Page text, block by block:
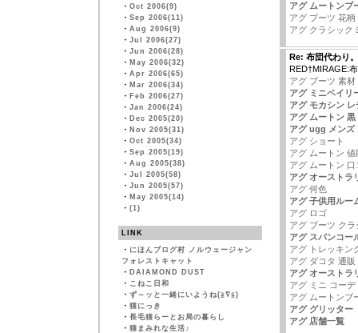
・Oct 2006(9)
・Sep 2006(11)
・Aug 2006(9)
・Jul 2006(27)
・Jun 2006(28)
・ May 2006(32)
・Apr 2006(65)
・ Mar 2006(34)
・ Feb 2006(27)
・Jan 2006(24)
・ Dec 2005(20)
・ Nov 2005(31)
・Oct 2005(34)
・Sep 2005(19)
・Aug 2005(38)
・Jul 2005(58)
・Jun 2005(57)
・ May 2005(14)
・(1)
LINK
・ にほんブログ村 ノルウェージャン
フォレストキャット
・ DAIAMOND DUST
・ こねこ日和
・ず～ッと一緒にいようね(≧∇≦)
・猫にっき
・長毛猫らーとお局の暮らし
・猫まみれな生活♪
アグ ムートンブ
アグ ブーツ 花柄
アグ クラシック
Re: 布団代わり。
RED†MIRAGE:
アグ ブーツ 素材
アグ ミニベイリ
アグ モカシン レ
アグ ムートン 黒
アグ ugg メンズ
アグ ショート
アグ ムートン 値
アグ ムートン 口
アグ オーストラ
アグ 何色
アグ 子供用ルー
アグ ロゴ
アグ ブーツ ク
アグ スパンコー
アグ トレッキン
アグ ダコタ 通販
アグ オーストラ
アグ ミニ コーデ
アグ ムートンブ
アグ グリッター
アグ 店舗一覧